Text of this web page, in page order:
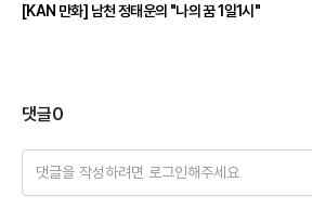
[KAN 만화] 남천 정태운의 "나의 꿈 1일1시"
댓글0
댓글을 작성하려면 로그인해주세요